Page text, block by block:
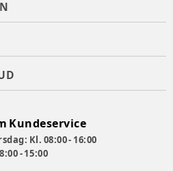
Kundeservice
Kl. 08:00 - 16:00
- 15:00